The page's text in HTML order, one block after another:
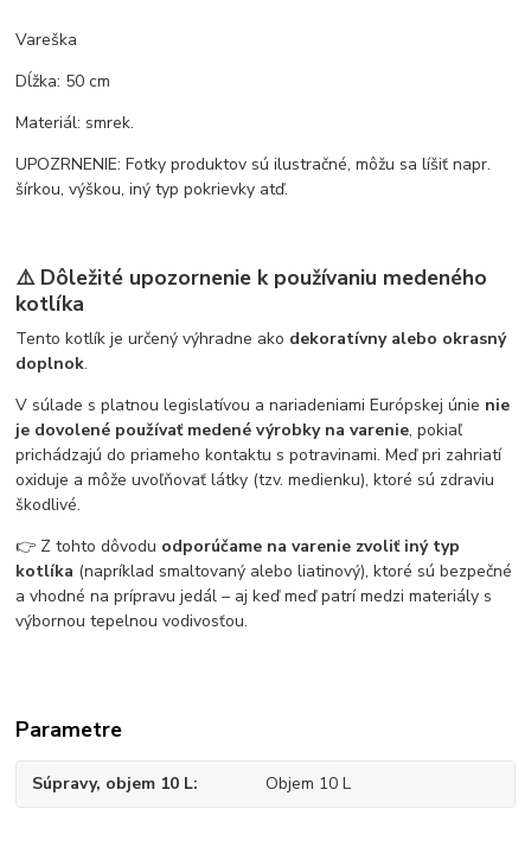
Vareška
Dĺžka: 50 cm
Materiál: smrek.
UPOZRNENIE: Fotky produktov sú ilustračné, môžu sa líšiť napr.
šírkou, výškou, iný typ pokrievky atď.
⚠️ Dôležité upozornenie k používaniu medeného
kotlíka
Tento kotlík je určený výhradne ako dekoratívny alebo okrasný
doplnok.
V súlade s platnou legislatívou a nariadeniami Európskej únie nie
je dovolené používať medené výrobky na varenie, pokiaľ
prichádzajú do priameho kontaktu s potravinami. Meď pri zahriatí
oxiduje a môže uvoľňovať látky (tzv. medienku), ktoré sú zdraviu
škodlivé.
👉 Z tohto dôvodu odporúčame na varenie zvoliť iný typ
kotlíka (napríklad smaltovaný alebo liatinový), ktoré sú bezpečné
a vhodné na prípravu jedál – aj keď meď patrí medzi materiály s
výbornou tepelnou vodivosťou.
Parametre
Súpravy, objem 10 L Objem 10 L